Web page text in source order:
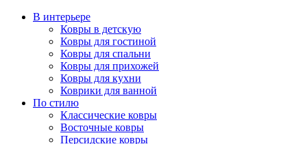
В интерьере
Ковры в детскую
Ковры для гостиной
Ковры для спальни
Ковры для прихожей
Ковры для кухни
Коврики для ванной
По стилю
Классические ковры
Восточные ковры
Персидские ковры